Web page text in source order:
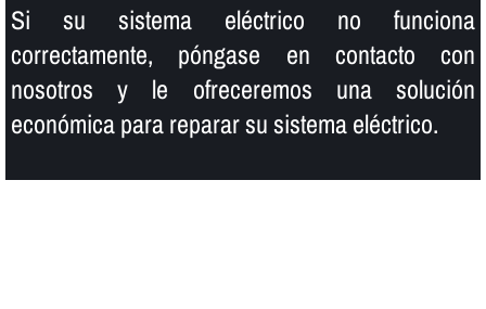
Si su sistema eléctrico no funciona
correctamente, póngase en contacto con
nosotros y le ofreceremos una solución
económica para reparar su sistema eléctrico.